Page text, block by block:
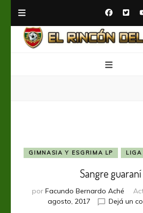
GIMNASIA Y ESGRIMA LP LIGA
Sangre guaraní
por Facundo Bernardo Aché
agosto, 2017
Dejá un